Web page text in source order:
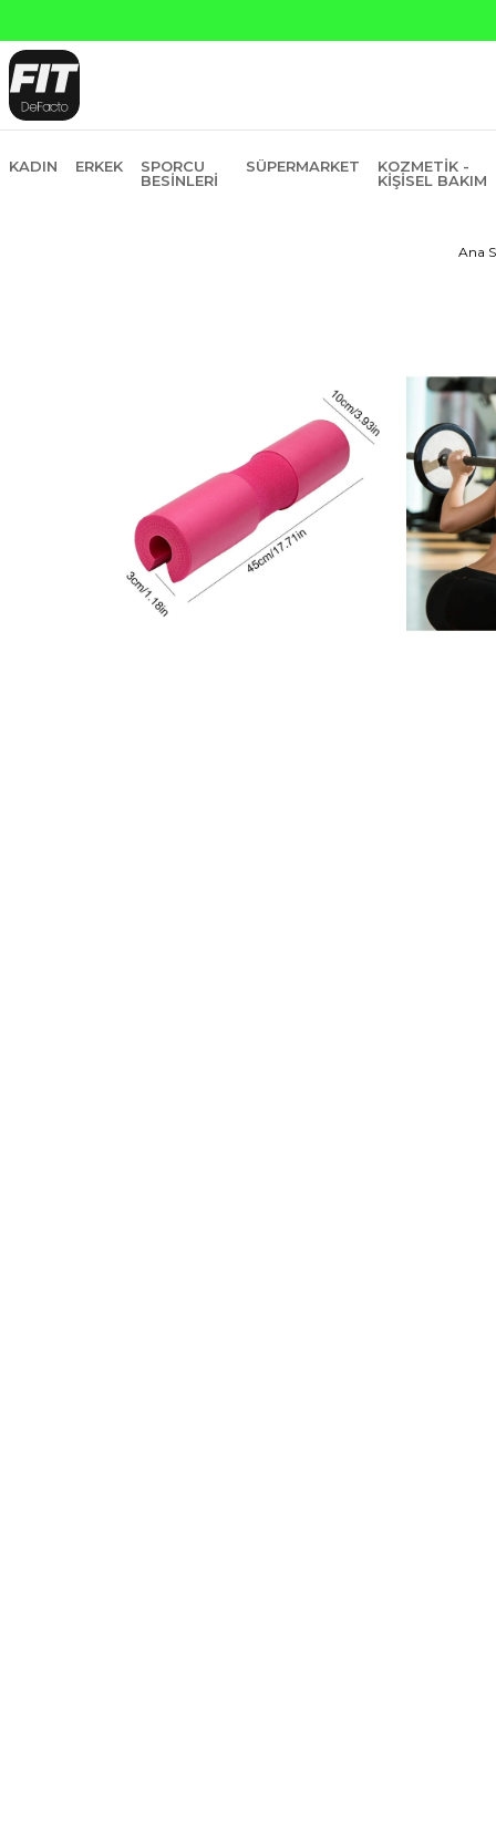
KADIN ERKEK
SPORCU
BESINLERI
SÜPERMARKET
KOZMETIK -
KIŞISEL BAKIM
Ana